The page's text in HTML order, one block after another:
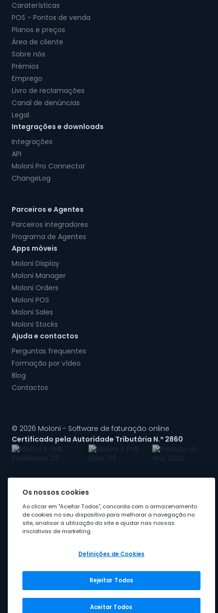
Caraterísticas
POS - Pontos de venda
Planos e preços
Área de cliente
Sobre nós
Prémios
Emprego
Livro de reclamações
Canal de denúncias
Legal
Integrações e downloads
Integrações
API
Moloni Pro Connector
ChangeLog
Parceiros e Agentes
Parceiros integradores
Programa de Agentes
Apps móveis
Moloni Display
Moloni Manager
Moloni Orders
Moloni POS
Moloni Sales
Moloni Stocks
Ajuda e contactos
Perguntas frequentes
Formação por vídeo
Blog
Contactos
© 2026 Moloni - Software de faturação online
Certificado pela Autoridade Tributária N.º 2860
A Moloni faz parte dogrupo Visma
Grupo Visma
Visma em Portugal
Os nossos cookies
Ao clicar em "Aceitar Todos", concorda com o armazenamento
de cookies no seu dispositivo para melhorar a navegação no
site, analisar a utilização do site e ajudar nas nossas
iniciativas de marketing.
Definições de Cookies
Rejeitar Todos
Aceitar Todos